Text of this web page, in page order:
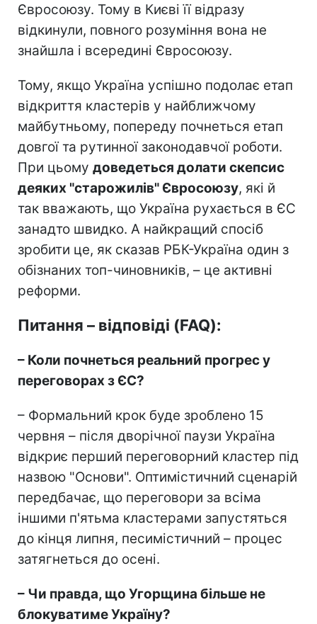
Євросоюзу. Тому в Києві її відразу
відкинули, повного розуміння вона не
знайшла і всередині Євросоюзу.
Тому, якщо Україна успішно подолає етап
відкриття кластерів у найближчому
майбутньому, попереду почнеться етап
довгої та рутинної законодавчої роботи.
При цьому доведеться долати скепсис
деяких "старожилів" Євросоюзу, які й
так вважають, що Україна рухається в ЄС
занадто швидко. А найкращий спосіб
зробити це, як сказав РБК-Україна один з
обізнаних топ-чиновників, – це активні
реформи.
Питання – відповіді (FAQ):
– Коли почнеться реальний прогрес у
переговорах з ЄС?
– Формальний крок буде зроблено 15
червня – після дворічної паузи Україна
відкриє перший переговорний кластер під
назвою "Основи". Оптимістичний сценарій
передбачає, що переговори за всіма
іншими п'ятьма кластерами запустяться
до кінця липня, песимістичний – процес
затягнеться до осені.
– Чи правда, що Угорщина більше не
блокуватиме Україну?